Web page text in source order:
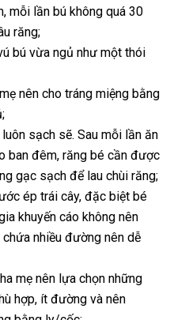
mỗi lần bú không quá 30
răng;
bú vừa ngủ như một thói
nên cho tráng miệng bằng
sạch sẽ. Sau mỗi lần ăn
ban đêm, răng bé cần được
gạc sạch để lau chùi răng;
ép trái cây, đặc biệt bé
khuyến cáo không nên
nhiều đường nên dễ
mẹ nên lựa chọn những
hợp, ít đường và nên